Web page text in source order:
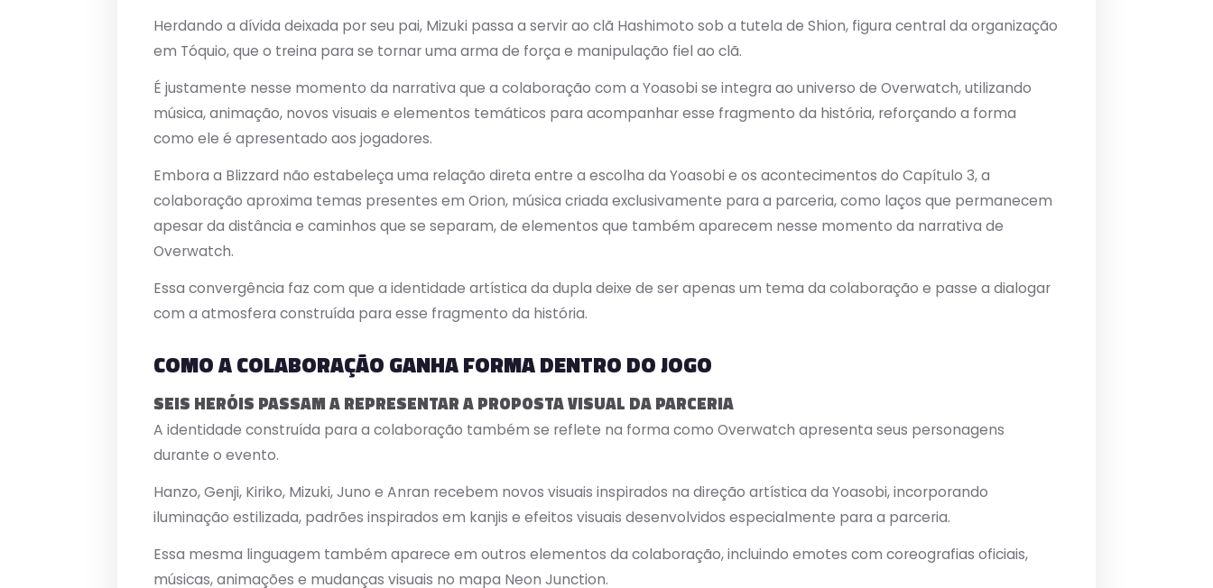
Herdando a dívida deixada por seu pai, Mizuki passa a servir ao clã Hashimoto sob a tutela de Shion, figura central da organização
em Tóquio, que o treina para se tornar uma arma de força e manipulação fiel ao clã.
É justamente nesse momento da narrativa que a colaboração com a Yoasobi se integra ao universo de Overwatch, utilizando
música, animação, novos visuais e elementos temáticos para acompanhar esse fragmento da história, reforçando a forma
como ele é apresentado aos jogadores.
Embora a Blizzard não estabeleça uma relação direta entre a escolha da Yoasobi e os acontecimentos do Capítulo 3, a
colaboração aproxima temas presentes em Orion, música criada exclusivamente para a parceria, como laços que permanecem
apesar da distância e caminhos que se separam, de elementos que também aparecem nesse momento da narrativa de
Overwatch.
Essa convergência faz com que a identidade artística da dupla deixe de ser apenas um tema da colaboração e passe a dialogar
com a atmosfera construída para esse fragmento da história.
COMO A COLABORAÇÃO GANHA FORMA DENTRO DO JOGO
SEIS HERÓIS PASSAM A REPRESENTAR A PROPOSTA VISUAL DA PARCERIA
A identidade construída para a colaboração também se reflete na forma como Overwatch apresenta seus personagens
durante o evento.
Hanzo, Genji, Kiriko, Mizuki, Juno e Anran recebem novos visuais inspirados na direção artística da Yoasobi, incorporando
iluminação estilizada, padrões inspirados em kanjis e efeitos visuais desenvolvidos especialmente para a parceria.
Essa mesma linguagem também aparece em outros elementos da colaboração, incluindo emotes com coreografias oficiais,
músicas, animações e mudanças visuais no mapa Neon Junction.